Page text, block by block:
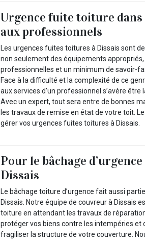
Urgence fuite toiture dans
aux professionnels
Les urgences fuites toitures à Dissais sont
non seulement des équipements
professionnelles et un minimum de savoir-
Face à la difficulté et la complexité de ce
aux services d’un professionnel s’avère être
Avec un expert, tout sera entre de bonnes
les travaux de remise en état de votre toit.
gérer vos urgences fuites toitures à Dissais.
Pour le bâchage
Dissais
Le bâchage toiture d’urgence fait aussi
Dissais. Notre équipe de couvreur à Dissais
toiture en attendant les travaux de
protéger vos biens contre les intempéries et
fragiliser la structure de votre couverture.